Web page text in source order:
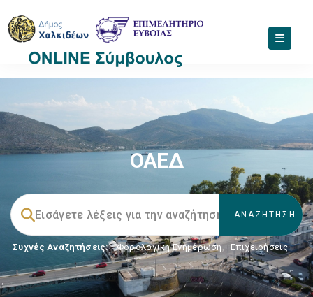
ΟΑΕΔ
Συχνές Αναζητήσεις: Φορολογικη Ενημέρωση, Επιχειρήσεις